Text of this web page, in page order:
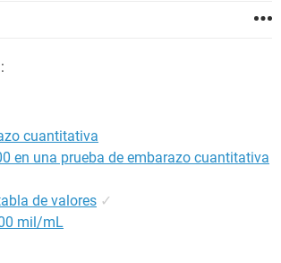
cuantitativa
en una prueba de embarazo cuantitativa
de valores ✓
mil/mL